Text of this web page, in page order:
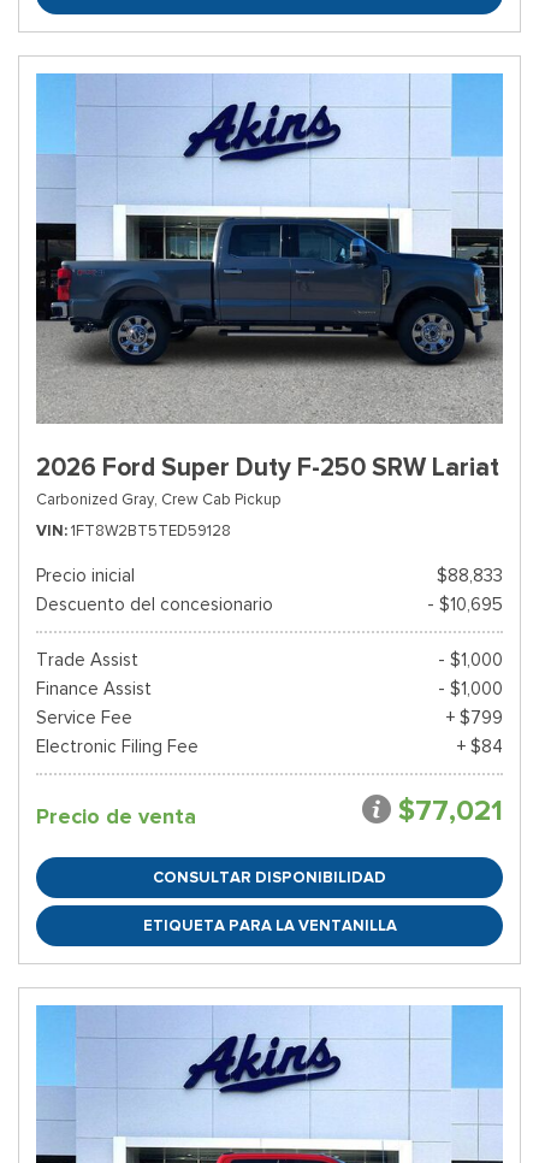
2026 Ford Super Duty F-250 SRW Lariat
Carbonized Gray, Crew Cab Pickup
VIN 1FT8W2BT5TED59128
Precio inicial
$88,833
Descuento del concesionario
- $10,695
Trade Assist
- $1,000
Finance Assist
- $1,000
Service Fee
+ $799
Electronic Filing Fee
+ $84
Precio de venta $77,021
CONSULTAR DISPONIBILIDAD
ETIQUETA PARA LA VENTANILLA